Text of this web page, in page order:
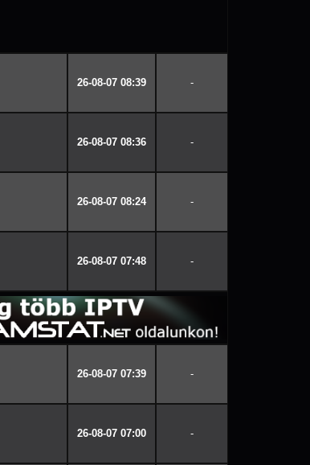
26-08-07 08:39 -
26-08-07 08:36 -
26-08-07 08:24 -
26-08-07 07:48 -
26-08-07 07:39 -
26-08-07 07:00 -